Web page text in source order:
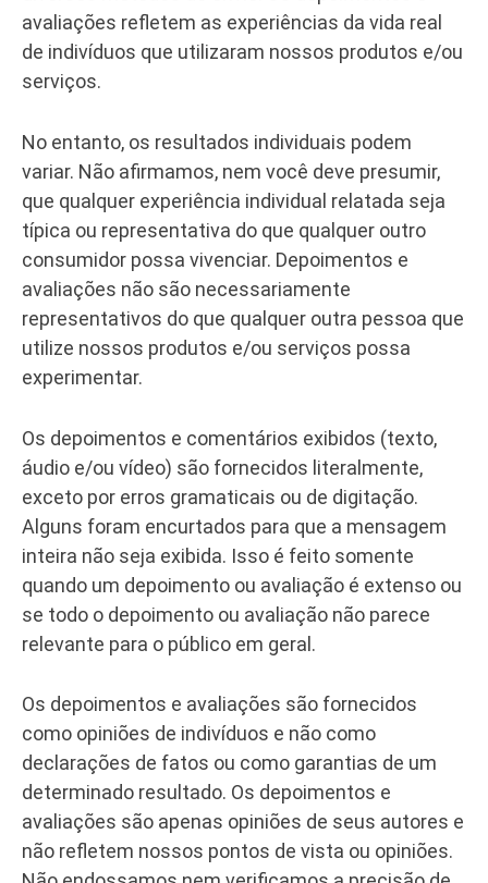
avaliações refletem as experiências da vida real
de indivíduos que utilizaram nossos produtos e/ou
serviços.
No entanto, os resultados individuais podem
variar. Não afirmamos, nem você deve presumir,
que qualquer experiência individual relatada seja
típica ou representativa do que qualquer outro
consumidor possa vivenciar. Depoimentos e
avaliações não são necessariamente
representativos do que qualquer outra pessoa que
utilize nossos produtos e/ou serviços possa
experimentar.
Os depoimentos e comentários exibidos (texto,
áudio e/ou vídeo) são fornecidos literalmente,
exceto por erros gramaticais ou de digitação.
Alguns foram encurtados para que a mensagem
inteira não seja exibida. Isso é feito somente
quando um depoimento ou avaliação é extenso ou
se todo o depoimento ou avaliação não parece
relevante para o público em geral.
Os depoimentos e avaliações são fornecidos
como opiniões de indivíduos e não como
declarações de fatos ou como garantias de um
determinado resultado. Os depoimentos e
avaliações são apenas opiniões de seus autores e
não refletem nossos pontos de vista ou opiniões.